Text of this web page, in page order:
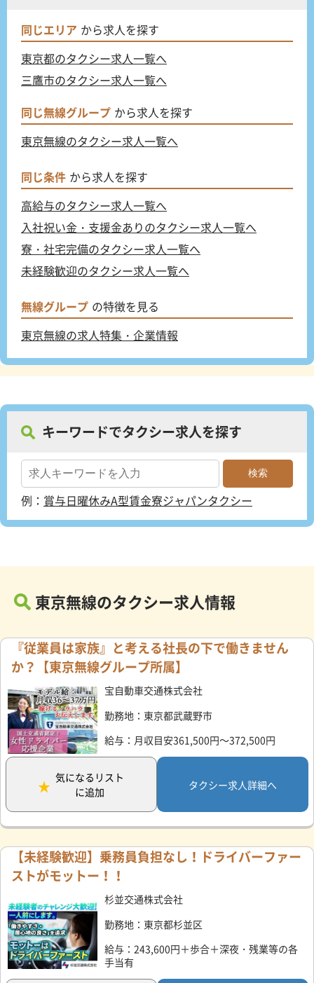
同じエリア から求人を探す
東京都のタクシー求人一覧へ
三鷹市のタクシー求人一覧へ
同じ無線グループ から求人を探す
東京無線のタクシー求人一覧へ
同じ条件 から求人を探す
高給与のタクシー求人一覧へ
入社祝い金・支援金ありのタクシー求人一覧へ
寮・社宅完備のタクシー求人一覧へ
未経験歓迎のタクシー求人一覧へ
無線グループ の特徴を見る
東京無線の求人特集・企業情報
キーワードでタクシー求人を探す
例： 賞与日曜休みA型賃金寮ジャパンタクシー
東京無線のタクシー求人情報
『従業員は家族』と考える社長の下で働きません
か？【東京無線グループ所属】
宝自動車交通株式会社
勤務地：東京都武蔵野市
給与：月収目安361,500円～372,500円
気になるリスト
に追加
タクシー求人詳細へ
【未経験歓迎】乗務員負担なし！ドライバーファー
ストがモットー！！
杉並交通株式会社
勤務地：東京都杉並区
給与：243,600円＋歩合＋深夜・残業等の各
手当有